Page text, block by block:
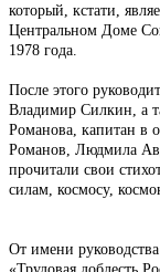
который, кстати,
Центральном Доме
1978 года.
После этого
Владимир Силкин, а
Романова, капитан в
Романов, Людмила
прочитали свои
силам, космосу,
От имени